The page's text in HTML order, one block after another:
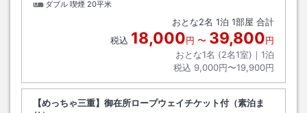
ダブル 喫煙 20平米
おとな2名 1泊 1部屋 合計
税込 18,000円 〜 39,800円
おとな1名 (2名1室)｜ 1泊
税込 9,000円〜19,900円
【めっちゃ三重】御在所ロープウェイチケット付（素泊ま